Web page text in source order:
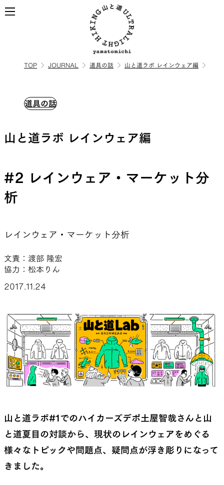
ジング
風や雨、寒さを防ぐシェル
ハイキングのためのヘッドウ
ア
どんな状況にも対応する全天候
型行動着
動いても蒸れにくい保温行動
TOP JOURNAL 道具の話 山と道ラボ レインウェア編
道具の話
山と道ラボ レインウェア編
#2 レインウェア・マーケット分
析
レインウェア・マーケット分析
文責：渡部 隆宏
協力：松本りん
2017.11.24
山と道ラボ#1でのハイカーズデポ土屋智哉さんと山
と道夏目の対談から、現状のレインウェアをめぐる
様々なトピックや問題点、疑問点が浮き彫りになって
きました。